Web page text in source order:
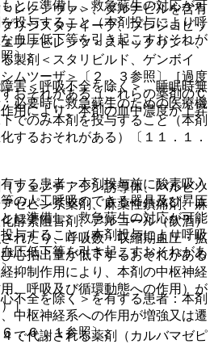
レクシヴァ＞、ダルナビルを含有
リジスタナイーブ、プレジコビッ
ファビレンツ＜ストックリン＞、
製剤＜スタリビルド、ゲンボイ
ムツーザ＞〔２．３参照〕［過度
おそれがある（これらの薬剤のＣ
用により、本剤の血中濃度が上昇
フェノチアジン誘導体、バルビツ
ゼピン系薬剤、麻薬性鎮痛剤、麻
酵素阻害剤、アルコール（飲酒）
れたり、呼吸数・収縮期血圧・拡
心拍出量が低下するおそれがある
抑制作用により、本剤の中枢神経
、呼吸及び循環動態への作用）が
］。
で代謝される薬剤（カルバマゼピ
とに準備し、救急蘇生の対応が可
投与すること（本剤投与により呼
血圧低下等を引き起こすおそれが
〕。
害＜呼吸不全を除く＞、睡眠時無
必要時に救急蘇生のための医療機
でのみ本剤を投与すること（本剤
するおそれがある）〔１１．１．
する患者：本剤投与前に酸素吸入
の人工呼吸のできる器具及び昇圧
に準備し、救急蘇生の対応が可能
与すること（本剤投与により呼吸
圧低下等を引き起こすおそれがあ
。
不全を除く＞を有する患者：本剤
中枢神経系への作用が増強又は遷
．６．１参照〕。